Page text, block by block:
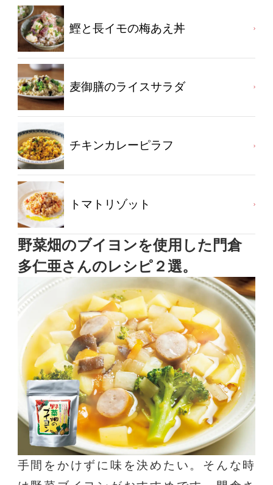
鰹と長イモの梅あえ丼
麦御膳のライスサラダ
チキンカレーピラフ
トマトリゾット
野菜畑のブイヨンを使用した門倉
多仁亜さんのレシピ２選。
手間をかけずに味を決めたい。そんな時